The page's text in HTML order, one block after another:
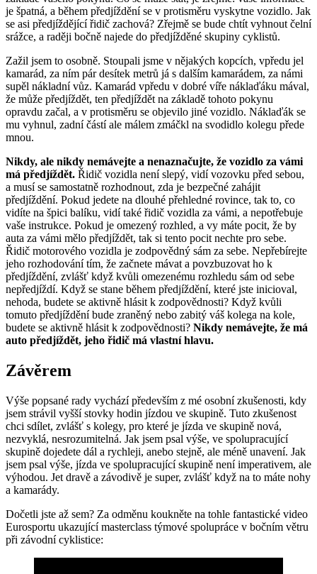
je špatná, a během předjíždění se v protisměru vyskytne vozidlo. Jak
se asi předjíždějící řidič zachová? Zřejmě se bude chtít vyhnout čelní
srážce, a raději bočně najede do předjížděné skupiny cyklistů.
Zažil jsem to osobně. Stoupali jsme v nějakých kopcích, vpředu jel
kamarád, za ním pár desítek metrů já s dalším kamarádem, za námi
supěl nákladní vůz. Kamarád vpředu v dobré víře náklaďáku mával,
že může předjíždět, ten předjíždět na základě tohoto pokynu
opravdu začal, a v protisměru se objevilo jiné vozidlo. Náklaďák se
mu vyhnul, zadní částí ale málem zmáčkl na svodidlo kolegu přede
mnou.
Nikdy, ale nikdy nemávejte a nenaznačujte, že vozidlo za vámi
má předjíždět. Řidič vozidla není slepý, vidí vozovku před sebou,
a musí se samostatně rozhodnout, zda je bezpečné zahájit
předjíždění. Pokud jedete na dlouhé přehledné rovince, tak to, co
vidíte na špici balíku, vidí také řidič vozidla za vámi, a nepotřebuje
vaše instrukce. Pokud je omezený rozhled, a vy máte pocit, že by
auta za vámi mělo předjíždět, tak si tento pocit nechte pro sebe.
Řidič motorového vozidla je zodpovědný sám za sebe. Nepřebírejte
jeho rozhodování tím, že začnete mávat a povzbuzovat ho k
předjíždění, zvlášť když kvůli omezenému rozhledu sám od sebe
nepředjíždí. Když se stane během předjíždění, které jste inicioval,
nehoda, budete se aktivně hlásit k zodpovědnosti? Když kvůli
tomuto předjíždění bude zraněný nebo zabitý váš kolega na kole,
budete se aktivně hlásit k zodpovědnosti? Nikdy nemávejte, že má
auto předjíždět, jeho řidič má vlastní hlavu.
Závěrem
Výše popsané rady vychází především z mé osobní zkušenosti, kdy
jsem strávil vyšší stovky hodin jízdou ve skupině. Tuto zkušenost
chci sdílet, zvlášť s kolegy, pro které je jízda ve skupině nová,
nezvyklá, nesrozumitelná. Jak jsem psal výše, ve spolupracující
skupině dojedete dál a rychleji, anebo stejně, ale méně unavení. Jak
jsem psal výše, jízda ve spolupracující skupině není imperativem, ale
výhodou. Jet dravě a závodivě je super, zvlášť když na to máte nohy
a kamarády.
Dočetli jste až sem? Za odměnu koukněte na tohle fantastické video
Eurosportu ukazující masterclass týmové spolupráce v bočním větru
při závodní cyklistice: